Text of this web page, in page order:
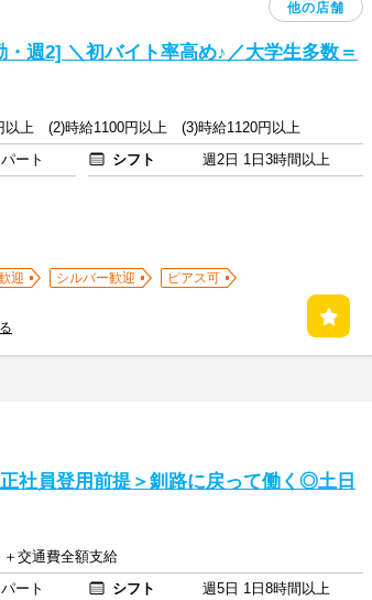
他の店舗
・週2] ＼初バイト率高め♪／大学生多数＝
以上 (2)時給1100円以上 (3)時給1120円以上
ート シフト
週2日 1日3時間以上
迎 シルバー歓迎
ピアス可
社員登用前提＞釧路に戻って働く◎土日
交通費全額支給
ート シフト
週5日 1日8時間以上